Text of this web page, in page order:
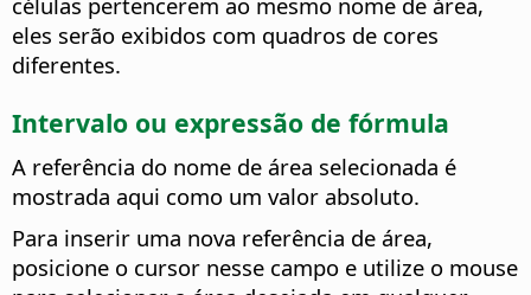
eles serão exibidos com quadros de cores
diferentes.
Intervalo ou expressão de fórmula
A referência do nome de área selecionada é
mostrada aqui como um valor absoluto.
Para inserir uma nova referência de área,
posicione o cursor nesse campo e utilize o mouse